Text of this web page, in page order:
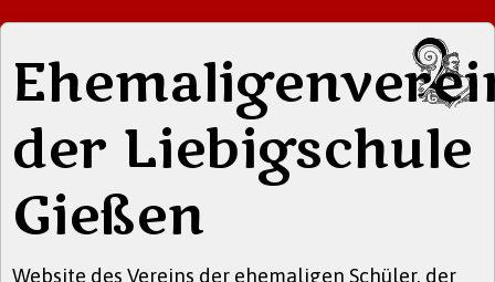
der Liebigschule
Gießen
Website des Vereins der ehemaligen Schüler, der